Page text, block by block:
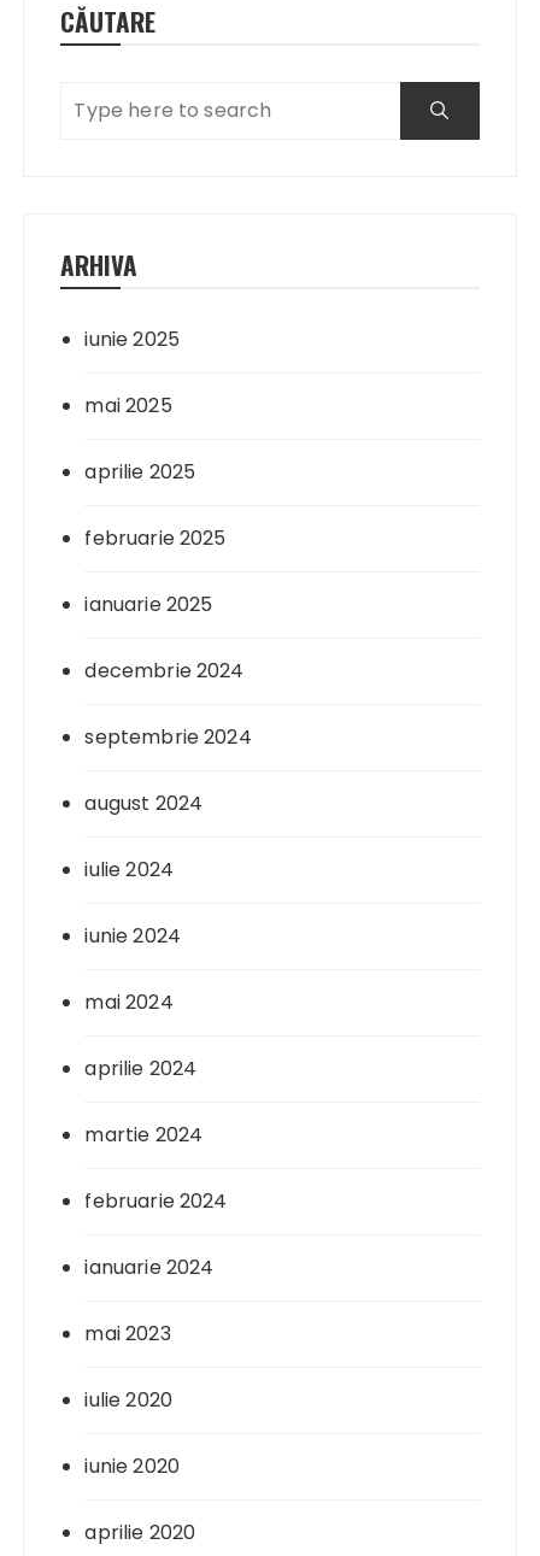
CĂUTARE
ARHIVA
iunie 2025
mai 2025
aprilie 2025
februarie 2025
ianuarie 2025
decembrie 2024
septembrie 2024
august 2024
iulie 2024
iunie 2024
mai 2024
aprilie 2024
martie 2024
februarie 2024
ianuarie 2024
mai 2023
iulie 2020
iunie 2020
aprilie 2020